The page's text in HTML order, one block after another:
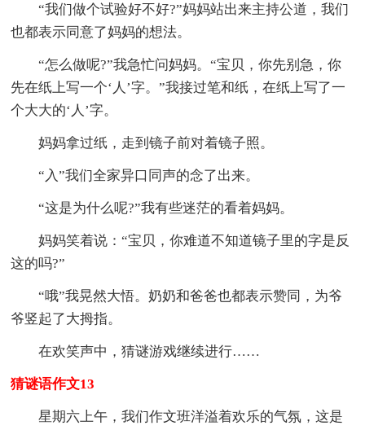
“我们做个试验好不好?”妈妈站出来主持公道，我们
也都表示同意了妈妈的想法。
“怎么做呢?”我急忙问妈妈。“宝贝，你先别急，你
先在纸上写一个‘人’字。”我接过笔和纸，在纸上写了一
个大大的‘人’字。
妈妈拿过纸，走到镜子前对着镜子照。
“入”我们全家异口同声的念了出来。
“这是为什么呢?”我有些迷茫的看着妈妈。
妈妈笑着说：“宝贝，你难道不知道镜子里的字是反
这的吗?”
“哦”我晃然大悟。奶奶和爸爸也都表示赞同，为爷
爷竖起了大拇指。
在欢笑声中，猜谜游戏继续进行……
猜谜语作文13
星期六上午，我们作文班洋溢着欢乐的气氛，这是